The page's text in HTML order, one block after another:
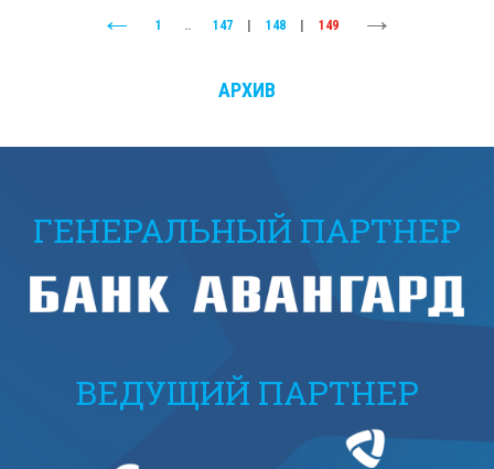
1 .. 147 | 148 | 149
АРХИВ
ГЕНЕРАЛЬНЫЙ ПАРТНЕР
ВЕДУЩИЙ ПАРТНЕР